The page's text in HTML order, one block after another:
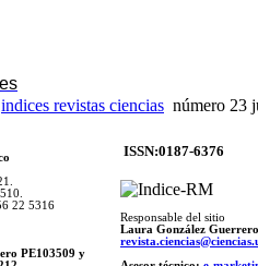
indices revistas ciencias número 23
22 5316
PE103509 y
ISSN:0187-6376
Responsable del sitio
Laura González Guerrero